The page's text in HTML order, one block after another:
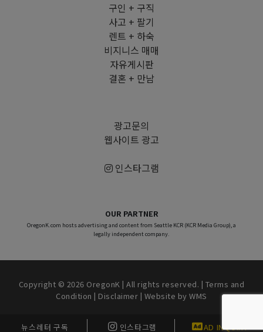
구인 + 구직
사고 + 팔기
렌트 + 하숙
비지니스 매매
자유게시판
결혼 + 만남
광고문의
웹사이트 광고
인스타그램
OUR PARTNER
OregonK.com hosts advertising and content from Seattle KCR (KCR Media Group), a
legally independent company.
Copyright © 2026 OregonK | All rights reserved. | Terms and
Condition | Disclaimer | Website byWMS
뉴스레터 구독 인스타그램 AD INQUIRY